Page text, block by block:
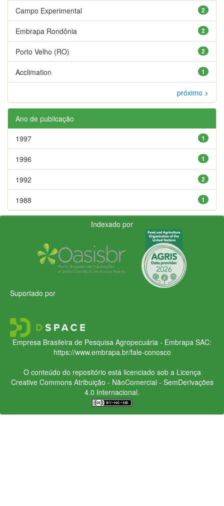
2
Campo Experimental
2
Embrapa Rondônia
2
Porto Velho (RO)
1
Acclimation
próximo >
Ano de publicação
1
1997
1
1996
2
1992
1
1988
Indexado por
Suportado por
Empresa Brasileira de Pesquisa Agropecuária - Embrapa SAC:
https://www.embrapa.br/fale-conosco
O conteúdo do repositório está licenciado sob a Licença
Creative CommonsAtribuição - NãoComercial - SemDerivações
4.0 Internacional.